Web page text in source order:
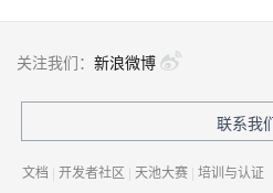
关注我们： 新浪微博
联系我
文档 | 开发者社区 | 天池大赛 | 培训与认证